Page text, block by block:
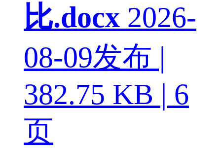
比.docx 2026-
08-09发布 |
382.75 KB | 6
页